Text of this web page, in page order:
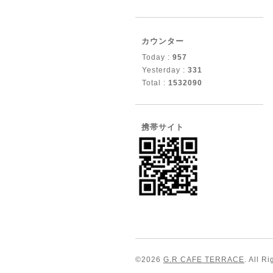
カウンター
Today : 957
Yesterday : 331
Total : 1532090
携帯サイト
©2026 G.R CAFE TERRACE. All